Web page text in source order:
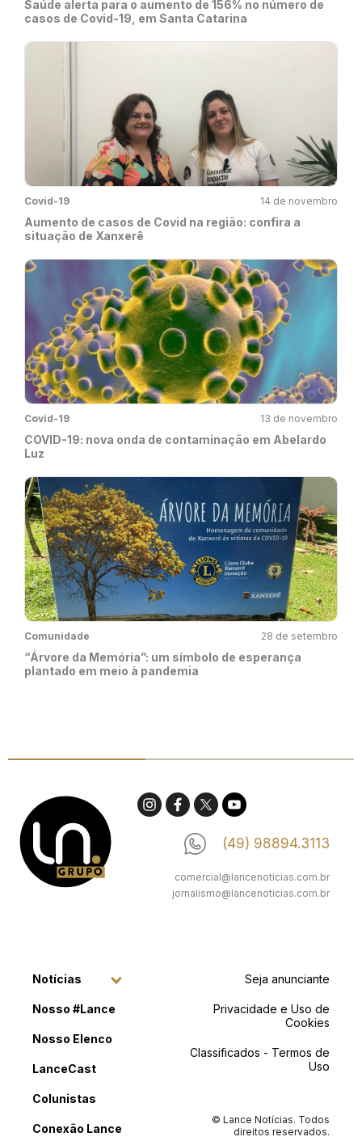
Saúde alerta para o aumento de 156% no número de
casos de Covid-19, em Santa Catarina
Covid-19 14 de novembro
Aumento de casos de Covid na região: confira a
situação de Xanxerê
Covid-19 13 de novembro
COVID-19: nova onda de contaminação em Abelardo
Luz
Comunidade 28 de setembro
“Árvore da Memória”: um símbolo de esperança
plantado em meio à pandemia
(49) 98894.3113
comercial@lancenoticias.com.br
jornalismo@lancenoticias.com.br
Notícias
Nosso #Lance
Nosso Elenco
LanceCast
Colunistas
Conexão Lance
Seja anunciante
Privacidade e Uso de
Cookies
Classificados - Termos de
Uso
© Lance Notícias. Todos
direitos reservados.